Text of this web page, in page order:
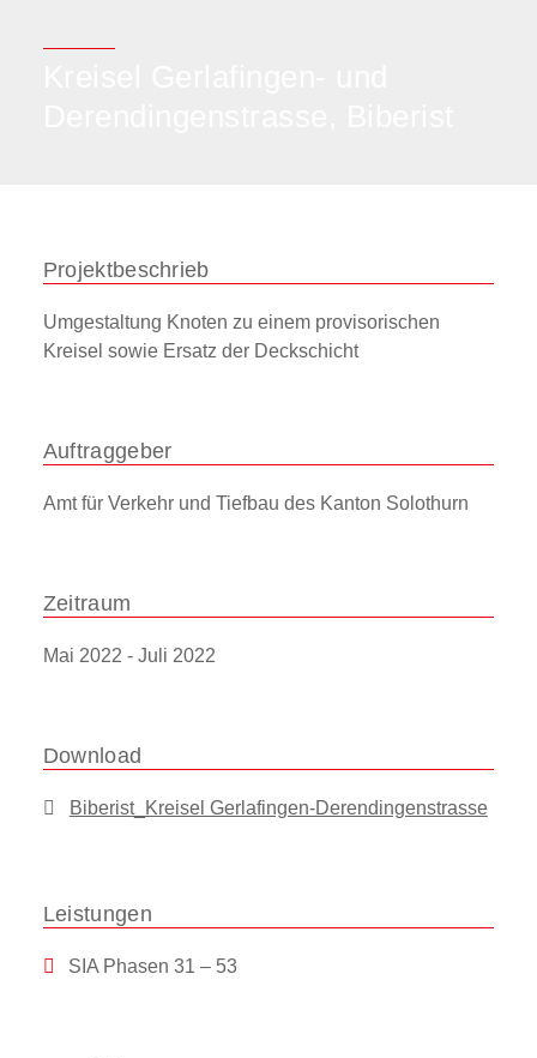
Projektbeschrieb
Umgestaltung Knoten zu einem provisorischen
Kreisel sowie Ersatz der Deckschicht
Auftraggeber
Amt für Verkehr und Tiefbau des Kanton Solothurn
Zeitraum
Mai 2022 - Juli 2022
Download
Biberist_Kreisel Gerlafingen-Derendingenstrasse
Leistungen
SIA Phasen 31 – 53